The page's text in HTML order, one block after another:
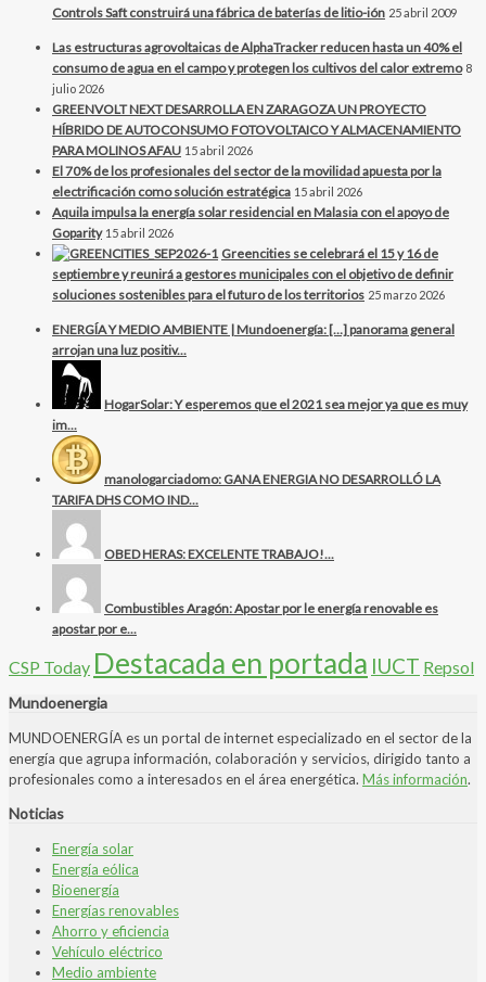
Controls Saft construirá una fábrica de baterías de litio-ión 25 abril 2009
Las estructuras agrovoltaicas de AlphaTracker reducen hasta un 40% el
consumo de agua en el campo y protegen los cultivos del calor extremo 8
julio 2026
GREENVOLT NEXT DESARROLLA EN ZARAGOZA UN PROYECTO
HÍBRIDO DE AUTOCONSUMO FOTOVOLTAICO Y ALMACENAMIENTO
PARA MOLINOS AFAU 15 abril 2026
El 70% de los profesionales del sector de la movilidad apuesta por la
electrificación como solución estratégica 15 abril 2026
Aquila impulsa la energía solar residencial en Malasia con el apoyo de
Goparity 15 abril 2026
Greencities se celebrará el 15 y 16 de
septiembre y reunirá a gestores municipales con el objetivo de definir
soluciones sostenibles para el futuro de los territorios 25 marzo 2026
ENERGÍA Y MEDIO AMBIENTE | Mundoenergía: […] panorama general
arrojan una luz positiv...
HogarSolar: Y esperemos que el 2021 sea mejor ya que es muy
im...
manologarciadomo: GANA ENERGIA NO DESARROLLÓ LA
TARIFA DHS COMO IND...
OBED HERAS: EXCELENTE TRABAJO!...
Combustibles Aragón: Apostar por le energía renovable es
apostar por e...
CSP Today Destacada en portada IUCT Repsol
Mundoenergia
MUNDOENERGÍA es un portal de internet especializado en el sector de la
energía que agrupa información, colaboración y servicios, dirigido tanto a
profesionales como a interesados en el área energética. Más información.
Noticias
Energía solar
Energía eólica
Bioenergía
Energías renovables
Ahorro y eficiencia
Vehículo eléctrico
Medio ambiente